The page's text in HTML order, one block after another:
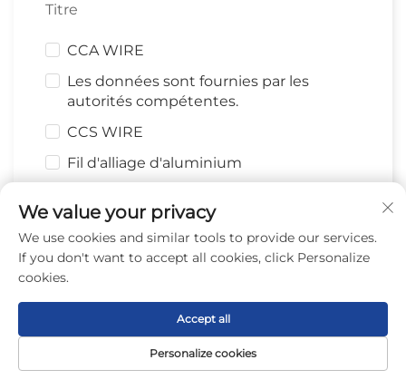
Titre
CCA WIRE
Les données sont fournies par les
autorités compétentes.
CCS WIRE
Fil d'alliage d'aluminium
Fil CCA émaillé
Fil d'aluminium émaillé
Message
Page
Produit À propos Contact
We value your privacy
We use cookies and similar tools to provide our services.
If you don't want to accept all cookies, click Personalize
cookies.
Personalize cookies
Accept all